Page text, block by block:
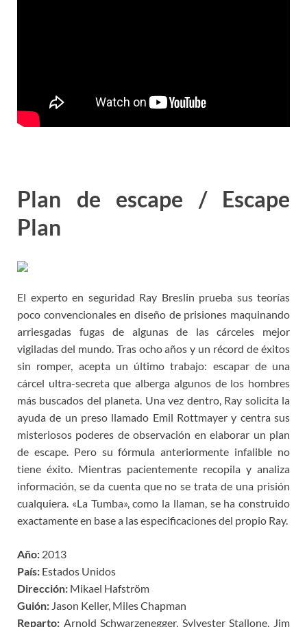
Plan de escape / Escape
Plan
El experto en seguridad Ray Breslin prueba sus teorías
poco convencionales en diseño de prisiones maquinando
arriesgadas fugas de algunas de las cárceles mejor
vigiladas del mundo. Tras ocho años y un récord de éxitos
sin romper, acepta un último trabajo: escapar de una
cárcel ultra-secreta que alberga algunos de los hombres
más buscados del planeta. Una vez dentro, Ray solicita la
ayuda de un preso llamado Emil Rottmayer y centra sus
misteriosos poderes de observación en elaborar un plan
de escape. Pero su fórmula anteriormente infalible no
tiene éxito. Mientras pacientemente recopila y analiza
información, se da cuenta que no se trata de una prisión
cualquiera. «La Tumba», como la llaman, se ha construido
exactamente en base a las especificaciones del propio Ray.
Año: 2013
País: Estados Unidos
Dirección: Mikael Hafström
Guión: Jason Keller, Miles Chapman
Reparto: Arnold Schwarzenegger, Sylvester Stallone, Jim